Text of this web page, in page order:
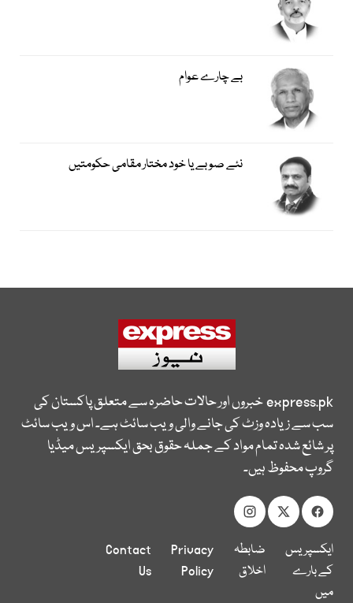
بے چارے عوام
نئے صوبے یا خود مختار مقامی حکومتیں
express.pkخبروں اور حالات حاضرہ سے متعلق پاکستان کی
سب سے زیادہ وزٹ کی جانے والی ویب سائٹ ہے۔ اس ویب سائٹ
پر شائع شدہ تمام مواد کے جملہ حقوق بحق ایکسپریس میڈیا
گروپ محفوظ ہیں۔
ایکسپریس
کے بارے
میں
ضابطہ
اخلاق
Privacy
Policy
Contact
Us